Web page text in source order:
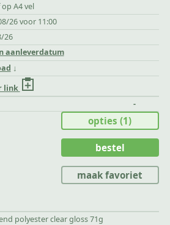
A4 vel
26 voor 11:00
26
aanleverdatum
link
-
polyester clear gloss 71g
opties(1)
bestel
maak favoriet